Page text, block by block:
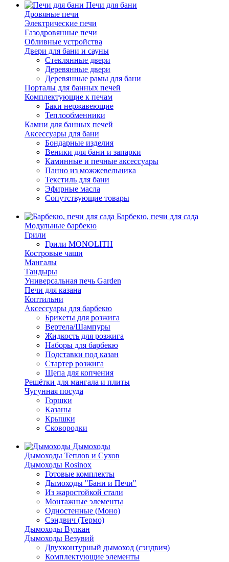
Печи для бани
Дровяные печи
Электрические печи
Газодровянные печи
Обливные устройства
Двери для бани и сауны
Стеклянные двери
Деревянные двери
Деревянные рамы для бани
Порталы для банных печей
Комплектующие к печам
Баки нержавеющие
Теплообменники
Камни для банных печей
Аксессуары для бани
Бондарные изделия
Веники для бани и запарки
Каминные и печные аксессуары
Панно из можжевельника
Текстиль для бани
Эфирные масла
Сопутствующие товары
Барбекю, печи для сада
Модульные барбекю
Грили
Грили MONOLITH
Костровые чаши
Мангалы
Тандыры
Универсальная печь Garden
Печи для казана
Коптильни
Аксессуары для барбекю
Брикеты для розжига
Вертела/Шампуры
Жидкость для розжига
Наборы для барбекю
Подставки под казан
Стартер розжига
Щепа для копчения
Решётки для мангала и плиты
Чугунная посуда
Горшки
Казаны
Крышки
Сковородки
Дымоходы
Дымоходы Теплов и Сухов
Дымоходы Rosinox
Готовые комплекты
Дымоходы "Бани и Печи"
Из жаростойкой стали
Монтажные элементы
Одностенные (Моно)
Сэндвич (Термо)
Дымоходы Вулкан
Дымоходы Везувий
Двухконтурный дымоход (сэндвич)
Комплектующие элементы